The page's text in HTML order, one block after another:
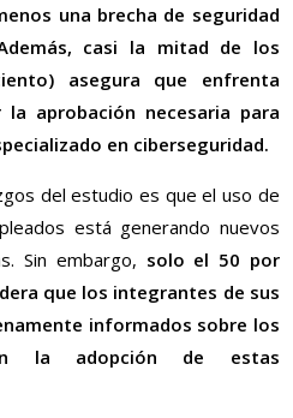
una brecha de seguridad
casi la mitad de los
asegura que enfrenta
aprobación necesaria para
en ciberseguridad.
del estudio es que el uso de
está generando nuevos
Sin embargo, solo el 50 por
que los integrantes de sus
informados sobre los
la adopción de estas